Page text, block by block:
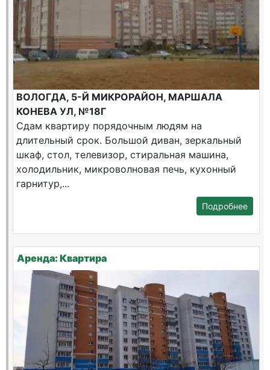
ВОЛОГДА, 5-Й МИКРОРАЙОН, МАРШАЛА
КОНЕВА УЛ, №18Г
Сдам квартиру порядочным людям на
длительный срок. Большой диван, зеркальный
шкаф, стол, телевизор, стиральная машина,
холодильник, микроволновая печь, кухонный
гарнитур,...
Подробнее
Аренда: Квартира